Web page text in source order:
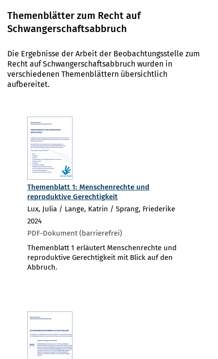
Themenblätter zum Recht auf
Schwangerschaftsabbruch
Die Ergebnisse der Arbeit der Beobachtungsstelle zum
Recht auf Schwangerschaftsabbruch wurden in
verschiedenen Themenblättern übersichtlich
aufbereitet.
Themenblatt 1: Menschenrechte und
reproduktive Gerechtigkeit
Lux, Julia / Lange, Katrin / Sprang, Friederike
2024
PDF-Dokument (barrierefrei)
Themenblatt 1 erläutert Menschenrechte und
reproduktive Gerechtigkeit mit Blick auf den
Abbruch.